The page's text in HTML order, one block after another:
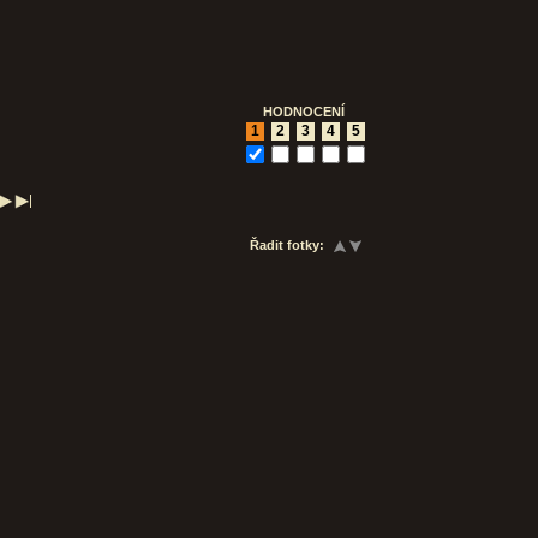
HODNOCENÍ
1 2 3 4 5
Řadit fotky: